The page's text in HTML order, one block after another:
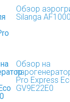
Обзор
Silanga
Обзор на
Pro Express
GV9E22E0